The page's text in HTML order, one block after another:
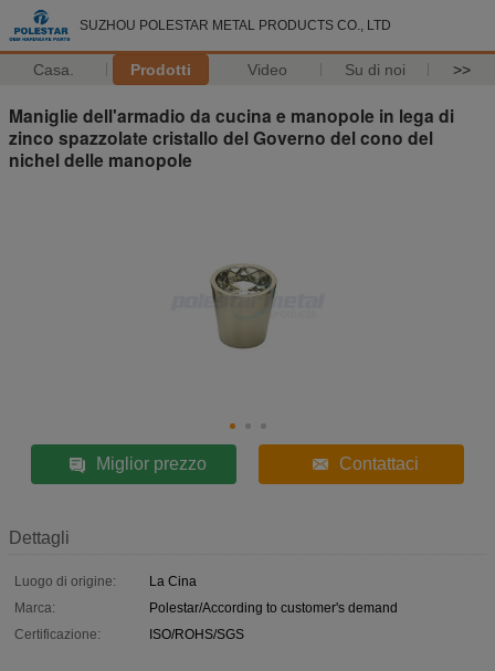
SUZHOU POLESTAR METAL PRODUCTS CO., LTD
Casa. Prodotti Video Su di noi >>
Maniglie dell'armadio da cucina e manopole in lega di
zinco spazzolate cristallo del Governo del cono del
nichel delle manopole
Miglior prezzo Contattaci
Dettagli
Luogo di origine:
La Cina
Marca:
Polestar/According to customer's demand
Certificazione:
ISO/ROHS/SGS